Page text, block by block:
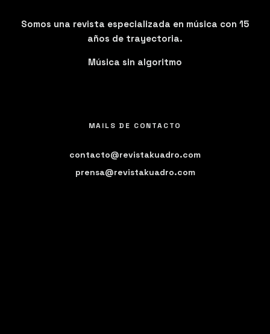
Somos una revista especializada en música con 15
años de trayectoria.
Música sin algoritmo
MAILS DE CONTACTO
contacto@revistakuadro.com
prensa@revistakuadro.com